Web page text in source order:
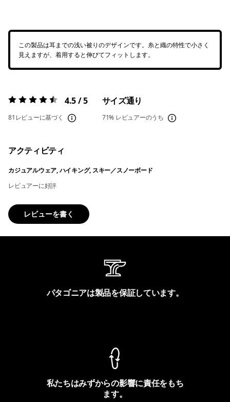
この製品は耳までの浅い被りのデザインです。糸と織の特性で小さく
見えますが、着用すると伸びてフィットします。
評価:4.5 / 5 4.5 / 5
81レビューに基づく
サイズ通り
71% レビュアーのうち
アクティビティ
カジュアルウェア, ハイキング, スキー／スノーボード
レビュアーに好評
レビューを書く
パタゴニアは製品を保証しています。
私たちはみずからの影響に責任をもち
ます。